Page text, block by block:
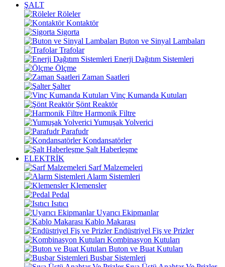
ŞALT
Röleler
Kontaktör
Sigorta
Buton ve Sinyal Lambaları
Trafolar
Enerji Dağıtım Sistemleri
Ölçme
Zaman Saatleri
Şalter
Vinç Kumanda Kutuları
Şönt Reaktör
Harmonik Filtre
Yumuşak Yolverici
Parafudr
Kondansatörler
Şalt Haberleşme
ELEKTRİK
Sarf Malzemeleri
Alarm Sistemleri
Klemensler
Pedal
Isıtıcı
Uyarıcı Ekipmanlar
Kablo Makarası
Endüstriyel Fiş ve Prizler
Kombinasyon Kutuları
Buton ve Buat Kutuları
Busbar Sistemleri